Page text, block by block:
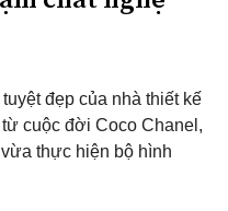
đẹp của nhà thiết kế
cuộc đời Coco Chanel,
thực hiện bộ hình